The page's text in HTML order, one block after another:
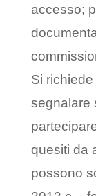
accesso;
Si
segnalare
quesiti da
possono